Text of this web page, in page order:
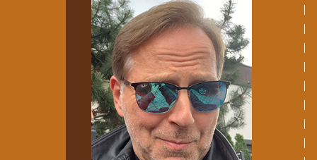
CZYTAJ WIĘCEJ